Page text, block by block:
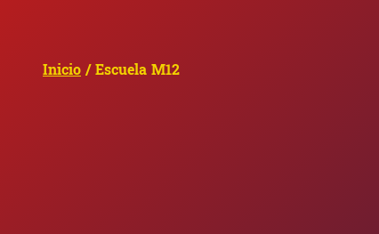
Inicio / Escuela M12